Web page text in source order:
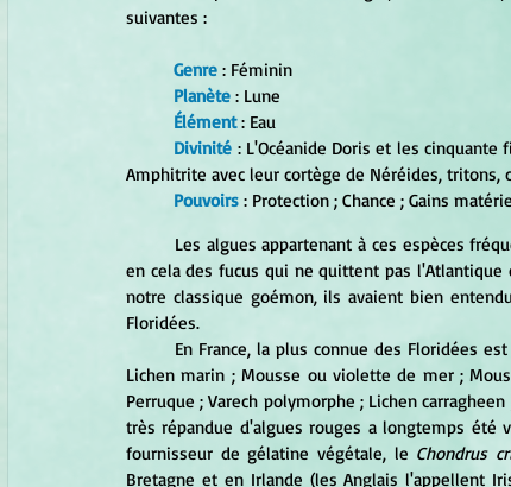
suivantes :
Genre : Féminin
Planète : Lune
Élément : Eau
Divinité : L'Océanide Doris et les
Amphitrite avec leur cortège de Néréides, tritons,
Pouvoirs : Protection ; Chance ; Gains
en cela des fucus qui ne quittent pas
notre classique goémon, ils avaient bien
Floridées.
En France, la plus connue des Floridées est
Lichen marin ; Mousse ou violette de mer ;
Perruque ; Varech polymorphe ; Lichen
très répandue d'algues rouges a longtemps été
fournisseur de gélatine végétale, le Chondrus
Bretagne et en Irlande (les Anglais l'appellent